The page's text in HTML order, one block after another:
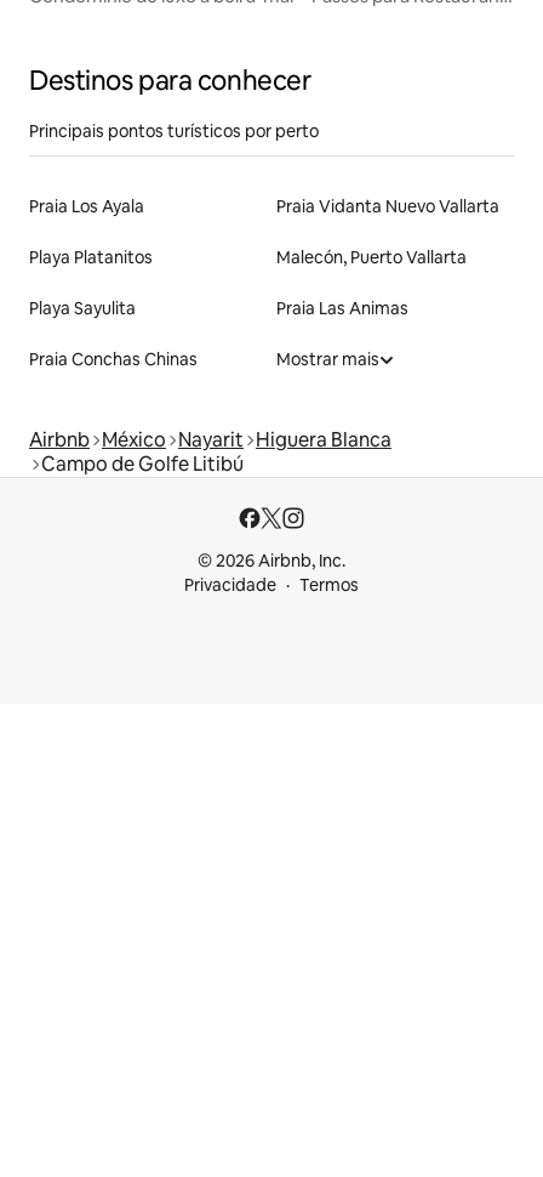
Destinos para conhecer
Principais pontos turísticos por perto
Praia Los Ayala Praia Vidanta Nuevo Vallarta
Playa Platanitos Malecón, Puerto Vallarta
Playa Sayulita Praia Las Animas
Praia Conchas Chinas Mostrar mais
Airbnb México Nayarit Higuera Blanca
Campo de Golfe Litibú
© 2026 Airbnb, Inc.
Privacidade
Termos